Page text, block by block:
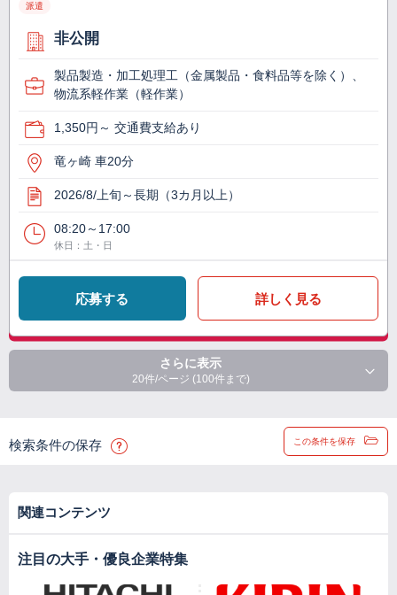
派遣
非公開
製品製造・加工処理工（金属製品・食料品等を除く）、
物流系軽作業（軽作業）
1,350円～ 交通費支給あり
竜ヶ崎 車20分
2026/8/上旬～長期（3カ月以上）
08:20～17:00
休日：土・日
応募する 詳しく見る
さらに表示
20件/ページ (100件まで)
検索条件の保存 この条件を保存
関連コンテンツ
注目の大手・優良企業特集